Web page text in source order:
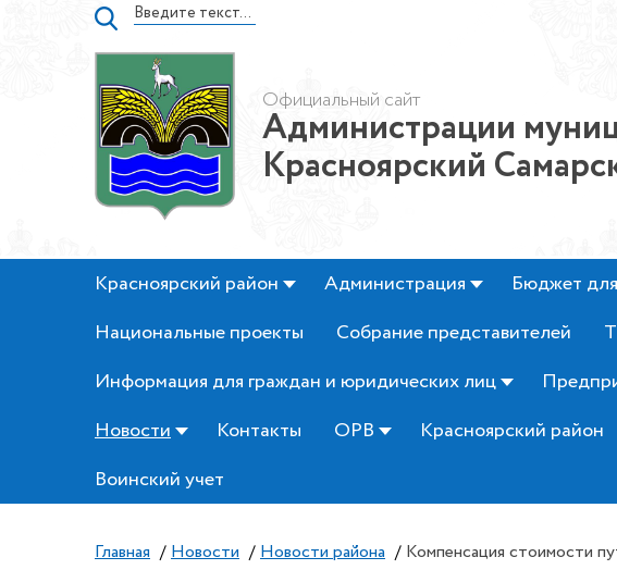
Официальный сайт
Администрации
Красноярский
Красноярский район Администрация Бюджет
Национальные проекты
Собрание представителей
Информация для граждан и юридических лиц
Новости
Контакты ОРВ Красноярский район
Воинский учет
Главная / Новости / Новости района / Компенсация стоимости